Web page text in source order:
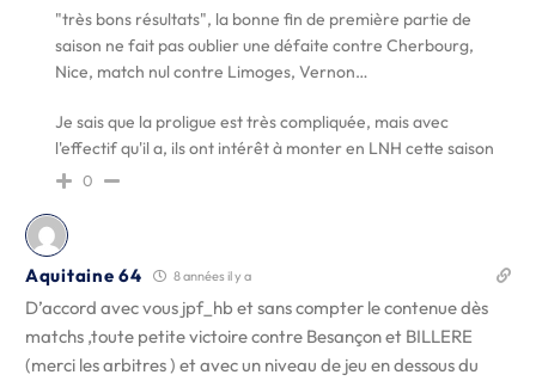
"très bons résultats", la bonne fin de première partie de
saison ne fait pas oublier une défaite contre Cherbourg,
Nice, match nul contre Limoges, Vernon…
Je sais que la proligue est très compliquée, mais avec
l'effectif qu'il a, ils ont intérêt à monter en LNH cette saison
0
Aquitaine 64 8 années il y a
D’accord avec vous jpf_hb et sans compter le contenue dès
matchs ,toute petite victoire contre Besançon et BILLERE
(merci les arbitres ) et avec un niveau de jeu en dessous du